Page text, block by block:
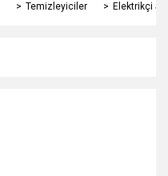
Temizleyiciler Elektrikçi